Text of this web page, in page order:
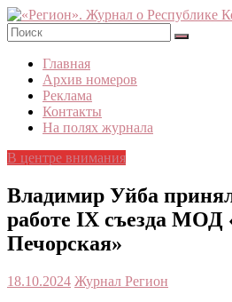
Skip
to
content
«Регион».
Журнал
Республике
Коми
Главная
Архив номеров
Реклама
Контакты
На полях журнала
В центре внимания
Владимир Уйба
работе IX съезда МОД
Печорская»
18.10.2024 Журнал Регион